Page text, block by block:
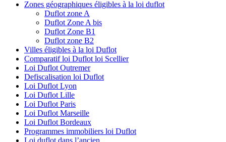
Zones géographiques éligibles à la loi duflot
Duflot zone A
Duflot Zone A bis
Duflot Zone B1
Duflot zone B2
Villes éligibles à la loi Duflot
Comparatif loi Duflot loi Scellier
Loi Duflot Outremer
Defiscalisation loi Duflot
Loi Duflot Lyon
Loi Duflot Lille
Loi Duflot Paris
Loi Duflot Marseille
Loi Duflot Bordeaux
Programmes immobiliers loi Duflot
Loi duflot dans l’ancien